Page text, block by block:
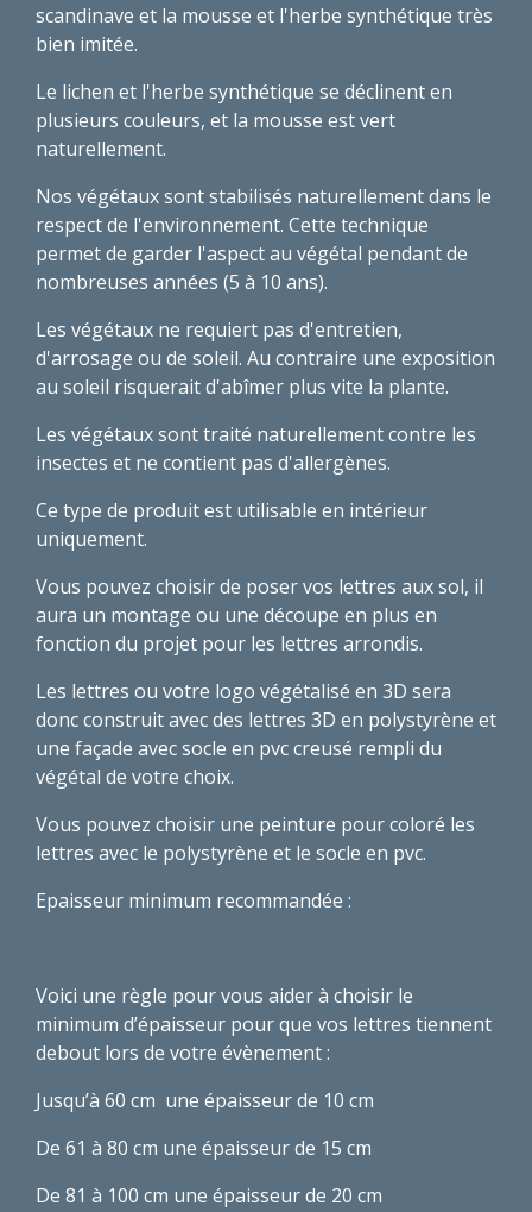
scandinave et la mousse et l'herbe synthétique très
bien imitée.
Le lichen et l'herbe synthétique se déclinent en
plusieurs couleurs, et la mousse est vert
naturellement.
Nos végétaux sont stabilisés naturellement dans le
respect de l'environnement. Cette technique
permet de garder l'aspect au végétal pendant de
nombreuses années (5 à 10 ans).
Les végétaux ne requiert pas d'entretien,
d'arrosage ou de soleil. Au contraire une exposition
au soleil risquerait d'abîmer plus vite la plante.
Les végétaux sont traité naturellement contre les
insectes et ne contient pas d'allergènes.
Ce type de produit est utilisable en intérieur
uniquement.
Vous pouvez choisir de poser vos lettres aux sol, il
aura un montage ou une découpe en plus en
fonction du projet pour les lettres arrondis.
Les lettres ou votre logo végétalisé en 3D sera
donc construit avec des lettres 3D en polystyrène et
une façade avec socle en pvc creusé rempli du
végétal de votre choix.
Vous pouvez choisir une peinture pour coloré les
lettres avec le polystyrène et le socle en pvc.
Epaisseur minimum recommandée :
Voici une règle pour vous aider à choisir le
minimum d’épaisseur pour que vos lettres tiennent
debout lors de votre évènement :
Jusqu’à 60 cm une épaisseur de 10 cm
De 61 à 80 cm une épaisseur de 15 cm
De 81 à 100 cm une épaisseur de 20 cm